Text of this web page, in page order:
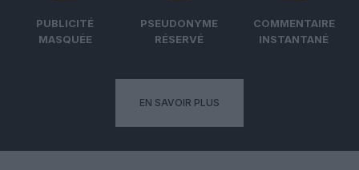
PUBLICITÉ
MASQUÉE
PSEUDONYME
RÉSERVÉ
COMMENTAIRE
INSTANTANÉ
EN SAVOIR PLUS